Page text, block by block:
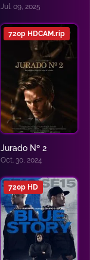
Jul. 09, 2025
720p HDCAM.rip
Jurado Nº 2
Oct. 30, 2024
720p HD